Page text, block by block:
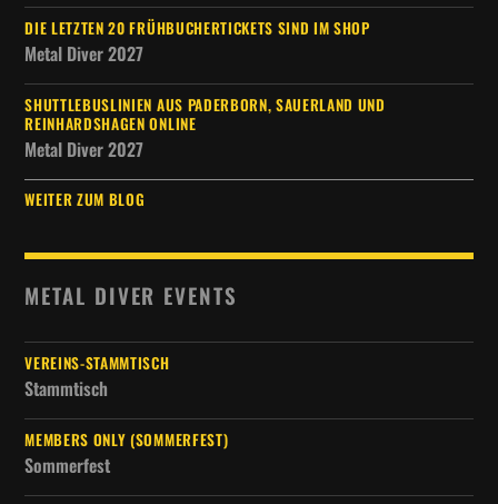
DIE LETZTEN 20 FRÜHBUCHERTICKETS SIND IM SHOP
Metal Diver 2027
SHUTTLEBUSLINIEN AUS PADERBORN, SAUERLAND UND
REINHARDSHAGEN ONLINE
Metal Diver 2027
WEITER ZUM BLOG
METAL DIVER EVENTS
VEREINS-STAMMTISCH
Stammtisch
MEMBERS ONLY (SOMMERFEST)
Sommerfest